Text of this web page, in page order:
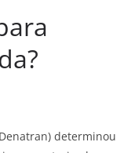
determinou